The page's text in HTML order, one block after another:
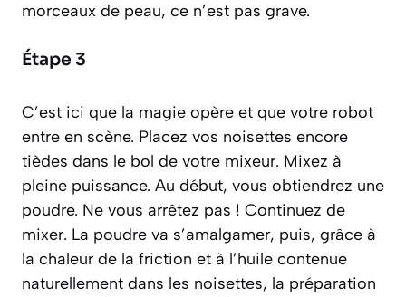
morceaux de peau, ce n’est pas grave.
Étape 3
C’est ici que la magie opère et que votre robot
entre en scène. Placez vos noisettes encore
tièdes dans le bol de votre mixeur. Mixez à
pleine puissance. Au début, vous obtiendrez une
poudre. Ne vous arrêtez pas ! Continuez de
mixer. La poudre va s’amalgamer, puis, grâce à
la chaleur de la friction et à l’huile contenue
naturellement dans les noisettes, la préparation